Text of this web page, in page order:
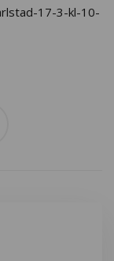
17-3-kl-10-